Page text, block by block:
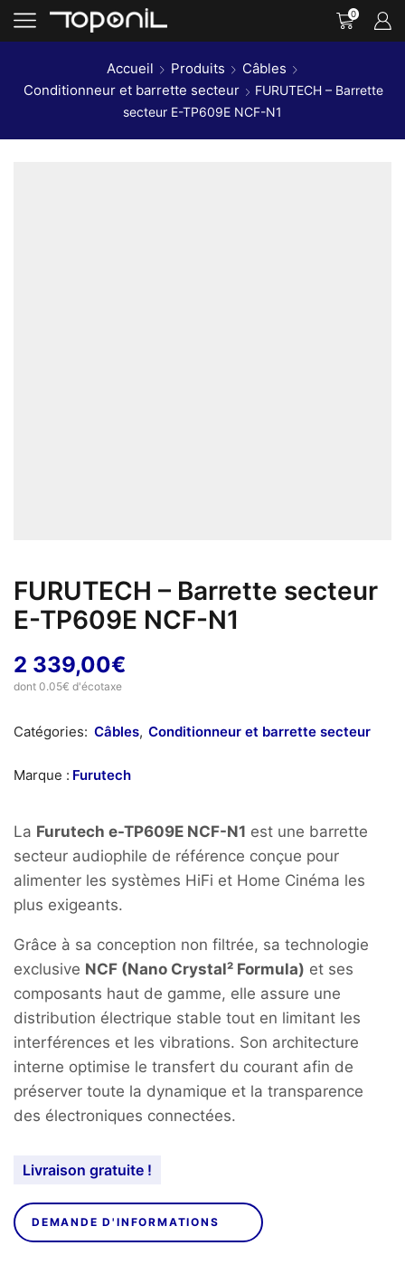
0
Accueil Produits
Câbles
Conditionneur et barrette secteur
FURUTECH – Barrette
secteur E-TP609E NCF-N1
FURUTECH – Barrette secteur
E-TP609E NCF-N1
2 339,00€
dont 0.05€ d'écotaxe
Catégories: Câbles, Conditionneur et barrette secteur
Marque : Furutech
La Furutech e-TP609E NCF-N1 est une barrette
secteur audiophile de référence conçue pour
alimenter les systèmes HiFi et Home Cinéma les
plus exigeants.
Grâce à sa conception non filtrée, sa technologie
exclusive NCF (Nano Crystal² Formula) et ses
composants haut de gamme, elle assure une
distribution électrique stable tout en limitant les
interférences et les vibrations. Son architecture
interne optimise le transfert du courant afin de
préserver toute la dynamique et la transparence
des électroniques connectées.
Livraison gratuite !
DEMANDE D'INFORMATIONS